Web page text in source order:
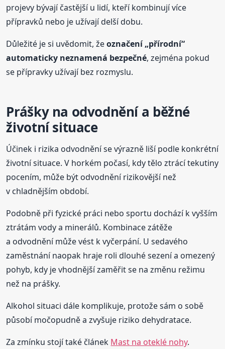
projevy bývají častější u lidí, kteří kombinují více
přípravků nebo je užívají delší dobu.
Důležité je si uvědomit, žeoznačení „přírodní“
automaticky neznamená bezpečné, zejména pokud
se přípravky užívají bez rozmyslu.
Prášky na odvodnění a běžné
životní situace
Účinek i rizika odvodnění se výrazně liší podle konkrétní
životní situace. V horkém počasí, kdy tělo ztrácí tekutiny
pocením, může být odvodnění rizikovější než
v chladnějším období.
Podobně při fyzické práci nebo sportu dochází k vyšším
ztrátám vody a minerálů. Kombinace zátěže
a odvodnění může vést k vyčerpání. U sedavého
zaměstnání naopak hraje roli dlouhé sezení a omezený
pohyb, kdy je vhodnější zaměřit se na změnu režimu
než na prášky.
Alkohol situaci dále komplikuje, protože sám o sobě
působí močopudně a zvyšuje riziko dehydratace.
Za zmínku stojí také článek Mast na oteklé nohy.